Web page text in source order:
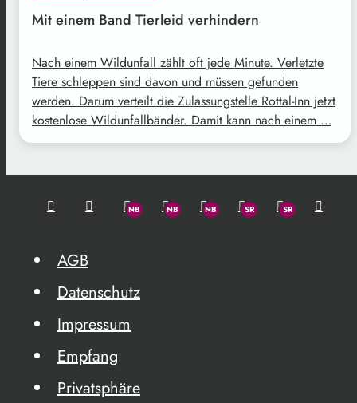
Mit einem Band Tierleid verhindern
Nach einem Wildunfall zählt oft jede Minute. Verletzte
Tiere schleppen sind davon und müssen gefunden
werden. Darum verteilt die Zulassungstelle Rottal-Inn jetzt
kostenlose Wildunfallbänder. Damit kann nach einem …
AGB
Datenschutz
Impressum
Empfang
Privatsphäre